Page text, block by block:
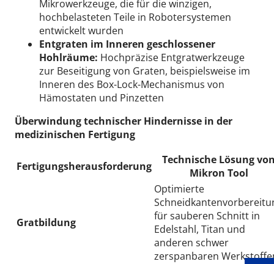
Mikrowerkzeuge, die für die winzigen,
hochbelasteten Teile in Robotersystemen
entwickelt wurden
Entgraten im Inneren geschlossener
Hohlräume: Hochpräzise Entgratwerkzeuge
zur Beseitigung von Graten, beispielsweise im
Inneren des Box-Lock-Mechanismus von
Hämostaten und Pinzetten
Überwindung technischer Hindernisse in der
medizinischen Fertigung
Fertigungsherausforderung
Technische Lösung
Mikron Tool
Gratbildung
Optimierte
für sauberen Schnitt in
Edelstahl, Titan und
anderen schwer
zerspanbaren